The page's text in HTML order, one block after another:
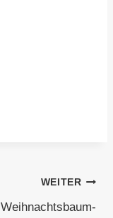
WEITER
Weihnachtsbaum-